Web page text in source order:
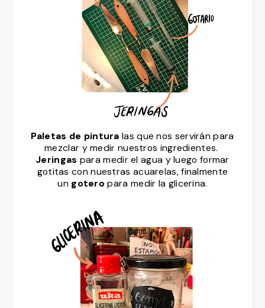
Paletas de pintura las que nos servirán para
mezclar y medir nuestros ingredientes.
Jeringas para medir el agua y luego formar
gotitas con nuestras acuarelas, finalmente
un goteropara medir la glicerina.